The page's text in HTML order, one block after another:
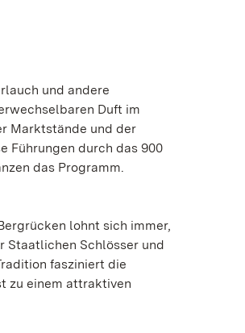
und andere
Duft im
Marktstände und der
Führungen durch das 900
das Programm.
lohnt sich immer,
Staatlichen Schlösser und
fasziniert die
zu einem attraktiven